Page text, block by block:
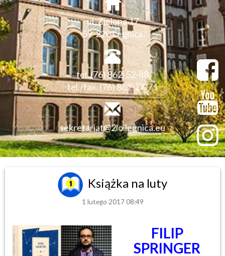
ul. Zielona 17
59-220 Legnica
tel. (76) 862-52-88
tel./fax. (76) 862-27-71
sekretariat@2lo.legnica.eu
Książka na luty
1 lutego 2017 08:49
FILIP
SPRINGER